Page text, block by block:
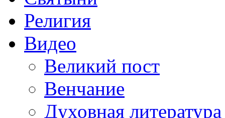
Религия
Видео
Великий пост
Венчание
Духовная литература